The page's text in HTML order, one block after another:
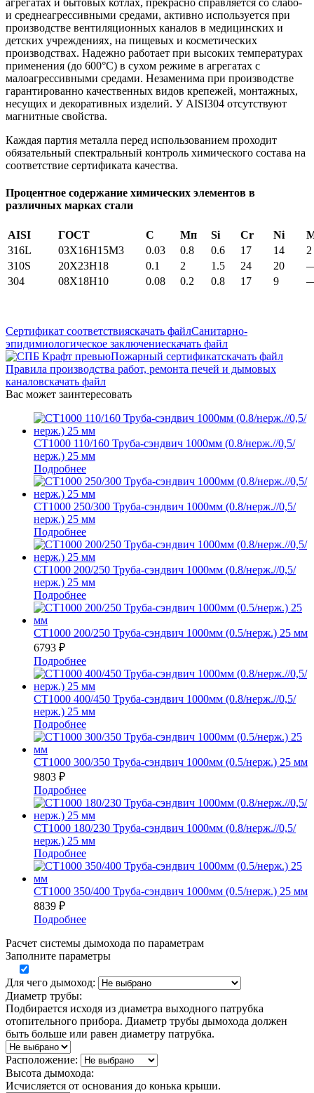
и среднеагрессивными средами, активно используется при
производстве вентиляционных каналов в медицинских и
детских учреждениях, на пищевых и косметических
производствах. Надежно работает при высоких температурах
применения (до 600°С) в сухом режиме в агрегатах с
малоагрессивными средами. Незаменима при производстве
гарантированно качественных видов крепежей, монтажных,
несущих и декоративных изделий. У AISI304 отсутствуют
магнитные свойства.
Каждая партия металла перед использованием проходит
обязательный спектральный контроль химического состава на
соответствие сертификата качества.
Процентное содержание химических элементов в
различных марках стали
AISI ГОСТ С Мп Si Cr Ni
316L
03X16H15M3 0.03 0.8 0.6 17 14
2
310S
20Х23Н18 0.1 2 1.5 24 20
304
08Х18Н10 0.08 0.2 0.8 17 9
Сертификат соответствияскачать файлСанитарно-
эпидимиологическое заключениескачать файл
Пожарный сертификатскачать файл
Правила производства работ, ремонта печей и дымовых
каналовскачать файл
Вас может заинтересовать
СТ1000 110/160 Труба-сэндвич 1000мм (0.8/нерж.//0,5/
нерж.) 25 мм
Подробнее
СТ1000 250/300 Труба-сэндвич 1000мм (0.8/нерж.//0,5/
нерж.) 25 мм
Подробнее
СТ1000 200/250 Труба-сэндвич 1000мм (0.8/нерж.//0,5/
нерж.) 25 мм
Подробнее
СТ1000 200/250 Труба-сэндвич 1000мм (0.5/нерж.) 25 мм
6793 ₽
Подробнее
СТ1000 400/450 Труба-сэндвич 1000мм (0.8/нерж.//0,5/
нерж.) 25 мм
Подробнее
СТ1000 300/350 Труба-сэндвич 1000мм (0.5/нерж.) 25 мм
9803 ₽
Подробнее
СТ1000 180/230 Труба-сэндвич 1000мм (0.8/нерж.//0,5/
нерж.) 25 мм
Подробнее
СТ1000 350/400 Труба-сэндвич 1000мм (0.5/нерж.) 25 мм
8839 ₽
Подробнее
Расчет системы дымохода по параметрам
Заполните параметры
Для чего дымоход:
Диаметр трубы:
Подбирается исходя из диаметра выходного патрубка
отопительного прибора. Диаметр трубы дымохода должен
быть больше или равен диаметру патрубка.
Расположение:
Высота дымохода:
Исчисляется от основания до конька крыши.